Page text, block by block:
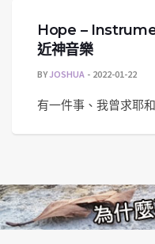
Hope –
近神音樂
BYJOSHUA 2022-01-22
有一件事、我曾求耶